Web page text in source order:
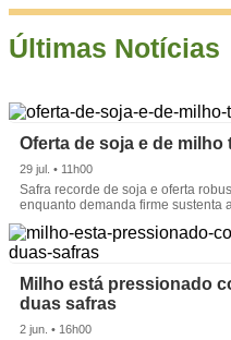
Últimas Notícias
Oferta de soja e de milho
29 jul. • 11h00
Safra recorde de soja e oferta
enquanto demanda firme sustenta
Milho está pressionado
duas safras
2 jun. • 16h00